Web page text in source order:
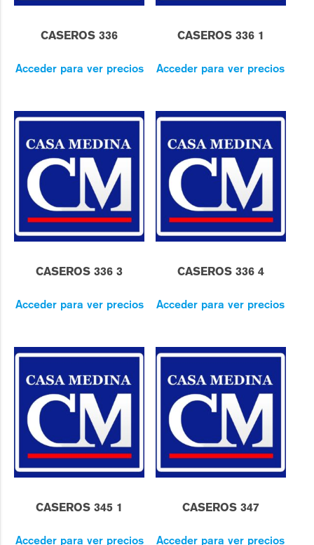
CASEROS 336
Acceder para ver precios
CASEROS 336 1
Acceder para ver precios
CASEROS 336 3
Acceder para ver precios
CASEROS 336 4
Acceder para ver precios
CASEROS 345 1
Acceder para ver precios
CASEROS 347
Acceder para ver precios